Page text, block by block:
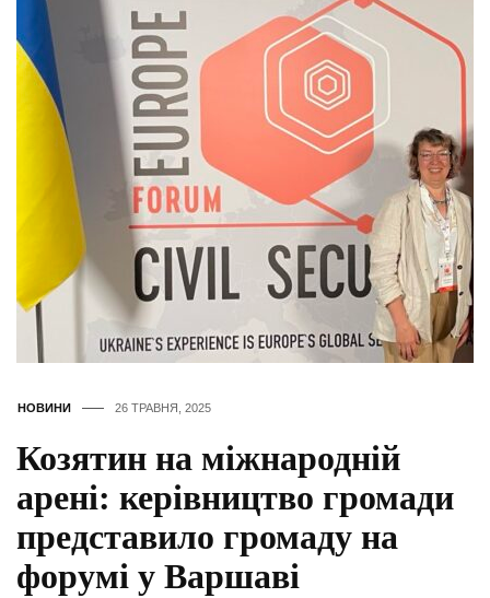
НОВИНИ 26 ТРАВНЯ, 2025
Козятин на міжнародній
арені: керівництво громади
представило громаду на
форумі у Варшаві